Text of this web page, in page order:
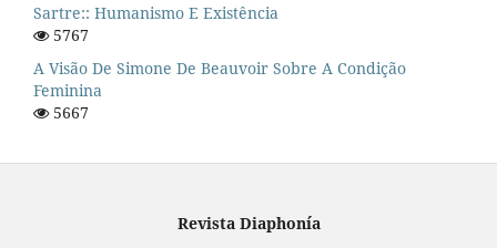
Sartre:: Humanismo E Existência
5767
A Visão De Simone De Beauvoir Sobre A Condição
Feminina
5667
Revista Diaphonía